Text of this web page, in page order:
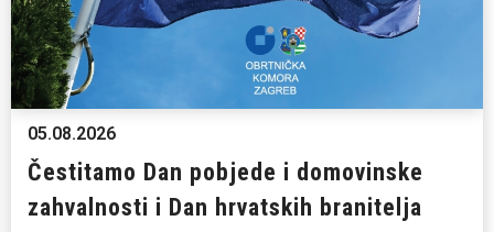
05.08.2026
Čestitamo Dan pobjede i domovinske
zahvalnosti i Dan hrvatskih branitelja